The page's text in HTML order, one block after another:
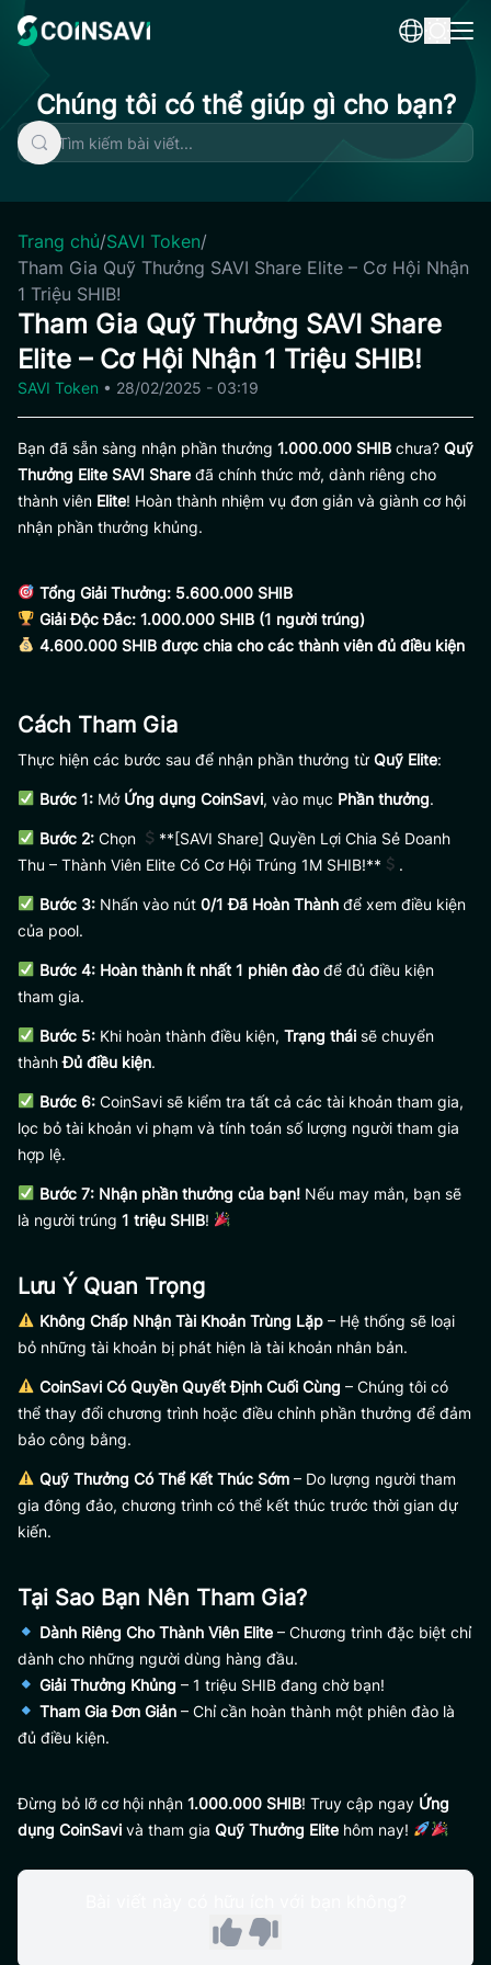
content
Chúng tôi có thể giúp gì cho bạn?
Trang chủ/SAVI Token/
Tham Gia Quỹ Thưởng SAVI Share Elite – Cơ Hội Nhận
1 Triệu SHIB!
Tham Gia Quỹ Thưởng SAVI Share
Elite – Cơ Hội Nhận 1 Triệu SHIB!
SAVI Token • 28/02/2025 - 03:19
Bạn đã sẵn sàng nhận phần thưởng 1.000.000 SHIB chưa? Quỹ
Thưởng Elite SAVI Share đã chính thức mở, dành riêng cho
thành viên Elite! Hoàn thành nhiệm vụ đơn giản và giành cơ hội
nhận phần thưởng khủng.
Tổng Giải Thưởng: 5.600.000 SHIB
Giải Độc Đắc: 1.000.000 SHIB (1 người trúng)
4.600.000 SHIB được chia cho các thành viên đủ điều kiện
Cách Tham Gia
Thực hiện các bước sau để nhận phần thưởng từ Quỹ Elite:
Bước 1: Mở Ứng dụng CoinSavi, vào mục Phần thưởng.
Bước 2: Chọn
**[SAVI Share] Quyền Lợi Chia Sẻ Doanh
Thu – Thành Viên Elite Có Cơ Hội Trúng 1M SHIB!**
.
Bước 3: Nhấn vào nút0/1 Đã Hoàn Thành để xem điều kiện
của pool.
Bước 4: Hoàn thành ít nhất 1 phiên đàođể đủ điều kiện
tham gia.
Bước 5: Khi hoàn thành điều kiện,Trạng thái sẽ chuyển
thànhĐủ điều kiện.
Bước 6: CoinSavi sẽ kiểm tra tất cả các tài khoản tham gia,
lọc bỏ tài khoản vi phạm và tính toán số lượng người tham gia
hợp lệ.
Bước 7: Nhận phần thưởng của bạn! Nếu may mắn, bạn sẽ
là người trúng 1 triệu SHIB!
Lưu Ý Quan Trọng
Không Chấp Nhận Tài Khoản Trùng Lặp – Hệ thống sẽ loại
bỏ những tài khoản bị phát hiện là tài khoản nhân bản.
CoinSavi Có Quyền Quyết Định Cuối Cùng – Chúng tôi có
thể thay đổi chương trình hoặc điều chỉnh phần thưởng để đảm
bảo công bằng.
Quỹ Thưởng Có Thể Kết Thúc Sớm – Do lượng người tham
gia đông đảo, chương trình có thể kết thúc trước thời gian dự
kiến.
Tại Sao Bạn Nên Tham Gia?
Dành Riêng Cho Thành Viên Elite – Chương trình đặc biệt chỉ
dành cho những người dùng hàng đầu.
Giải Thưởng Khủng – 1 triệu SHIB đang chờ bạn!
Tham Gia Đơn Giản – Chỉ cần hoàn thành một phiên đào là
đủ điều kiện.
Đừng bỏ lỡ cơ hội nhận 1.000.000 SHIB! Truy cập ngay Ứng
dụng CoinSavi và tham gia Quỹ Thưởng Elite hôm nay!